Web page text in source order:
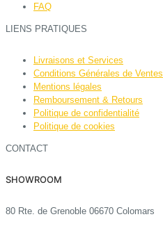
FAQ
LIENS PRATIQUES
Livraisons et Services
Conditions Générales de Ventes
Mentions légales
Remboursement & Retours
Politique de confidentialité
Politique de cookies
CONTACT
SHOWROOM
80 Rte. de Grenoble 06670 Colomars